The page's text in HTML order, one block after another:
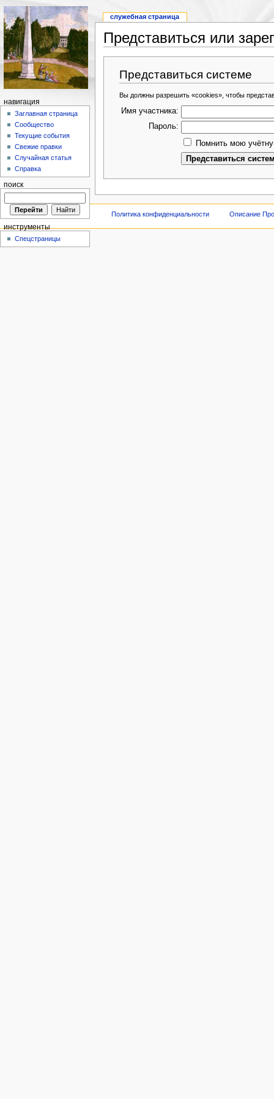
Представиться или
Представиться системе
Вы должны разрешить «cookies», чтобы
Имя участника:
Пароль:
Помнить мою
служебная страница
навигация
Заглавная страница
Сообщество
Текущие события
Свежие правки
Случайная статья
Справка
поиск
инструменты
Спецстраницы
Политика конфиденциальности Описание